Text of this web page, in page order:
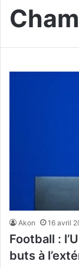
Akon 16 avril
Football :
buts à